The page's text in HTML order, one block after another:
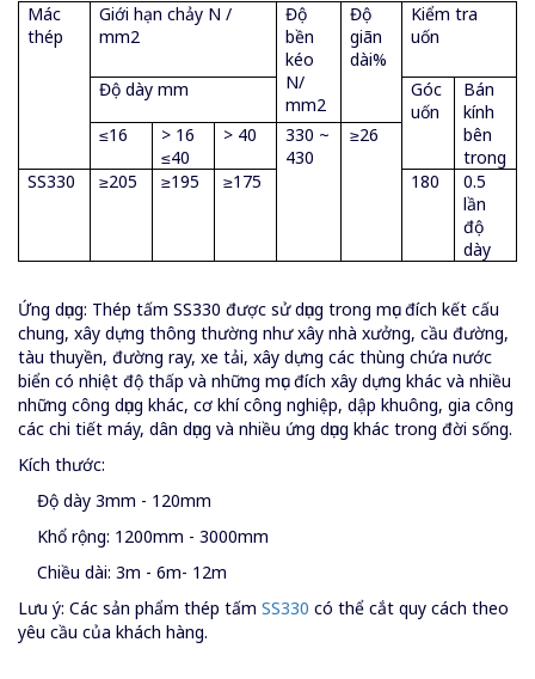
Mác
thép
Giới hạn chảy N /
mm2
Độ
bền
kéo
N/
mm2
Độ
giãn
dài%
Kiểm tra
uốn
Độ dày mm
Góc
uốn
Bán
kính
bên
trong
≤16
> 16
≤40
> 40
330 ~
430
≥26
SS330 ≥205 ≥195 ≥175 180
0.5
lần
độ
dày
Ứng dụng: Thép tấm SS330 được sử dụng trong mục đích kết cấu
chung, xây dựng thông thường như xây nhà xưởng, cầu đường,
tàu thuyền, đường ray, xe tải, xây dựng các thùng chứa nước
biển có nhiệt độ thấp và những mục đích xây dựng khác và nhiều
những công dụng khác, cơ khí công nghiệp, dập khuông, gia công
các chi tiết máy, dân dụng và nhiều ứng dụng khác trong đời sống.
Kích thước:
Độ dày 3mm - 120mm
Khổ rộng: 1200mm - 3000mm
Chiều dài: 3m - 6m- 12m
Lưu ý: Các sản phẩm thép tấm SS330 có thể cắt quy cách theo
yêu cầu của khách hàng.